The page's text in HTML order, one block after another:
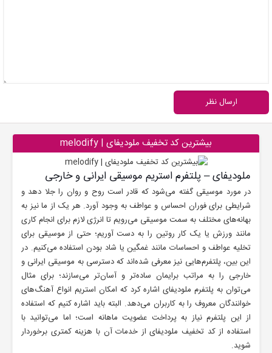
بیشترین کد تخفیف ملودیفای | melodify
ملودیفای – پلتفرم استریم موسیقی ایرانی و خارجی
در مورد موسیقی گفته می‌شود که قادر است روح و روان را جلا دهد و
شرایطی برای فوران احساس و عواطف به وجود آورد. هر یک از ما نیز به
بهانه‌های مختلف به سمت موسیقی می‌رویم تا انرژی لازم برای انجام کاری
مانند ورزش یا یک کار روتین را به دست آوریم؛ حتی از موسیقی برای
تخلیه عواطف و احساسات مانند غمگین یا شاد بودن استفاده می‌کنیم. در
این بین، پلتفرم‌هایی نیز معرفی شده‌اند که دسترسی به موسیقی ایرانی و
خارجی را به مراتب برایمان ساده‌تر و آسان‌تر می‌سازند؛ برای مثال
می‌توان به پلتفرم ملودیفای اشاره کرد که امکان استریم انواع آهنگ‌های
خوانندگان معروف را به کاربران می‌دهد. البته باید اشاره کنیم که استفاده
از این پلتفرم نیاز به پرداخت عضویت ماهانه است؛ اما می‌توانید با
استفاده از کد تخفیف ملودیفای از خدمات آن با هزینه کمتری برخوردار
شوید.
ارسال نظر